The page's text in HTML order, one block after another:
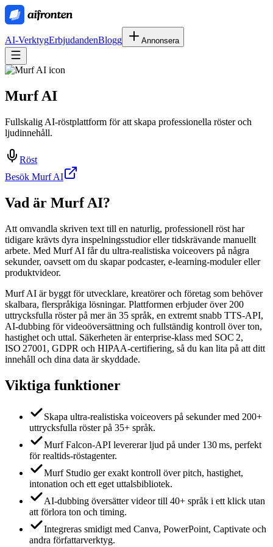
AI-VerktygErbjudandenBlogg Annonsera
Murf AI
Fullskalig AI-röstplattform för att skapa professionella röster och
ljudinnehåll.
Röst
Besök Murf AI
Vad är Murf AI?
Att omvandla skriven text till en naturlig, professionell röst har
tidigare krävts dyra inspelningsstudior eller tidskrävande manuellt
arbete. Med Murf AI får du ultra‑realistiska voiceovers på några
sekunder, oavsett om du skapar podcaster, e‑learning‑moduler eller
produktvideor.
Murf AI är byggt för utvecklare, kreatörer och företag som behöver
skalbara, flerspråkiga lösningar. Plattformen erbjuder över 200
uttrycksfulla röster på mer än 35 språk, en extremt snabb TTS‑API,
AI‑dubbing för videoöversättning och fullständig kontroll över ton,
hastighet och uttal. Säkerheten är enterprise‑klass med SOC 2,
ISO 27001, GDPR och HIPAA‑certifiering, så du kan lita på att ditt
innehåll och dina data är skyddade.
Viktiga funktioner
Skapa ultra‑realistiska voiceovers på sekunder med 200+
uttrycksfulla röster på 35+ språk.
Murf Falcon‑API levererar ljud på under 130 ms, perfekt
för realtids‑röstagenter.
Murf Studio ger exakt kontroll över pitch, hastighet,
intonation och ett eget uttalsbibliotek.
AI‑dubbing översätter videor till 40+ språk i ett klick utan
att förlora ton och timing.
Integreras smidigt med Canva, PowerPoint, Captivate och
andra författarverktyg.